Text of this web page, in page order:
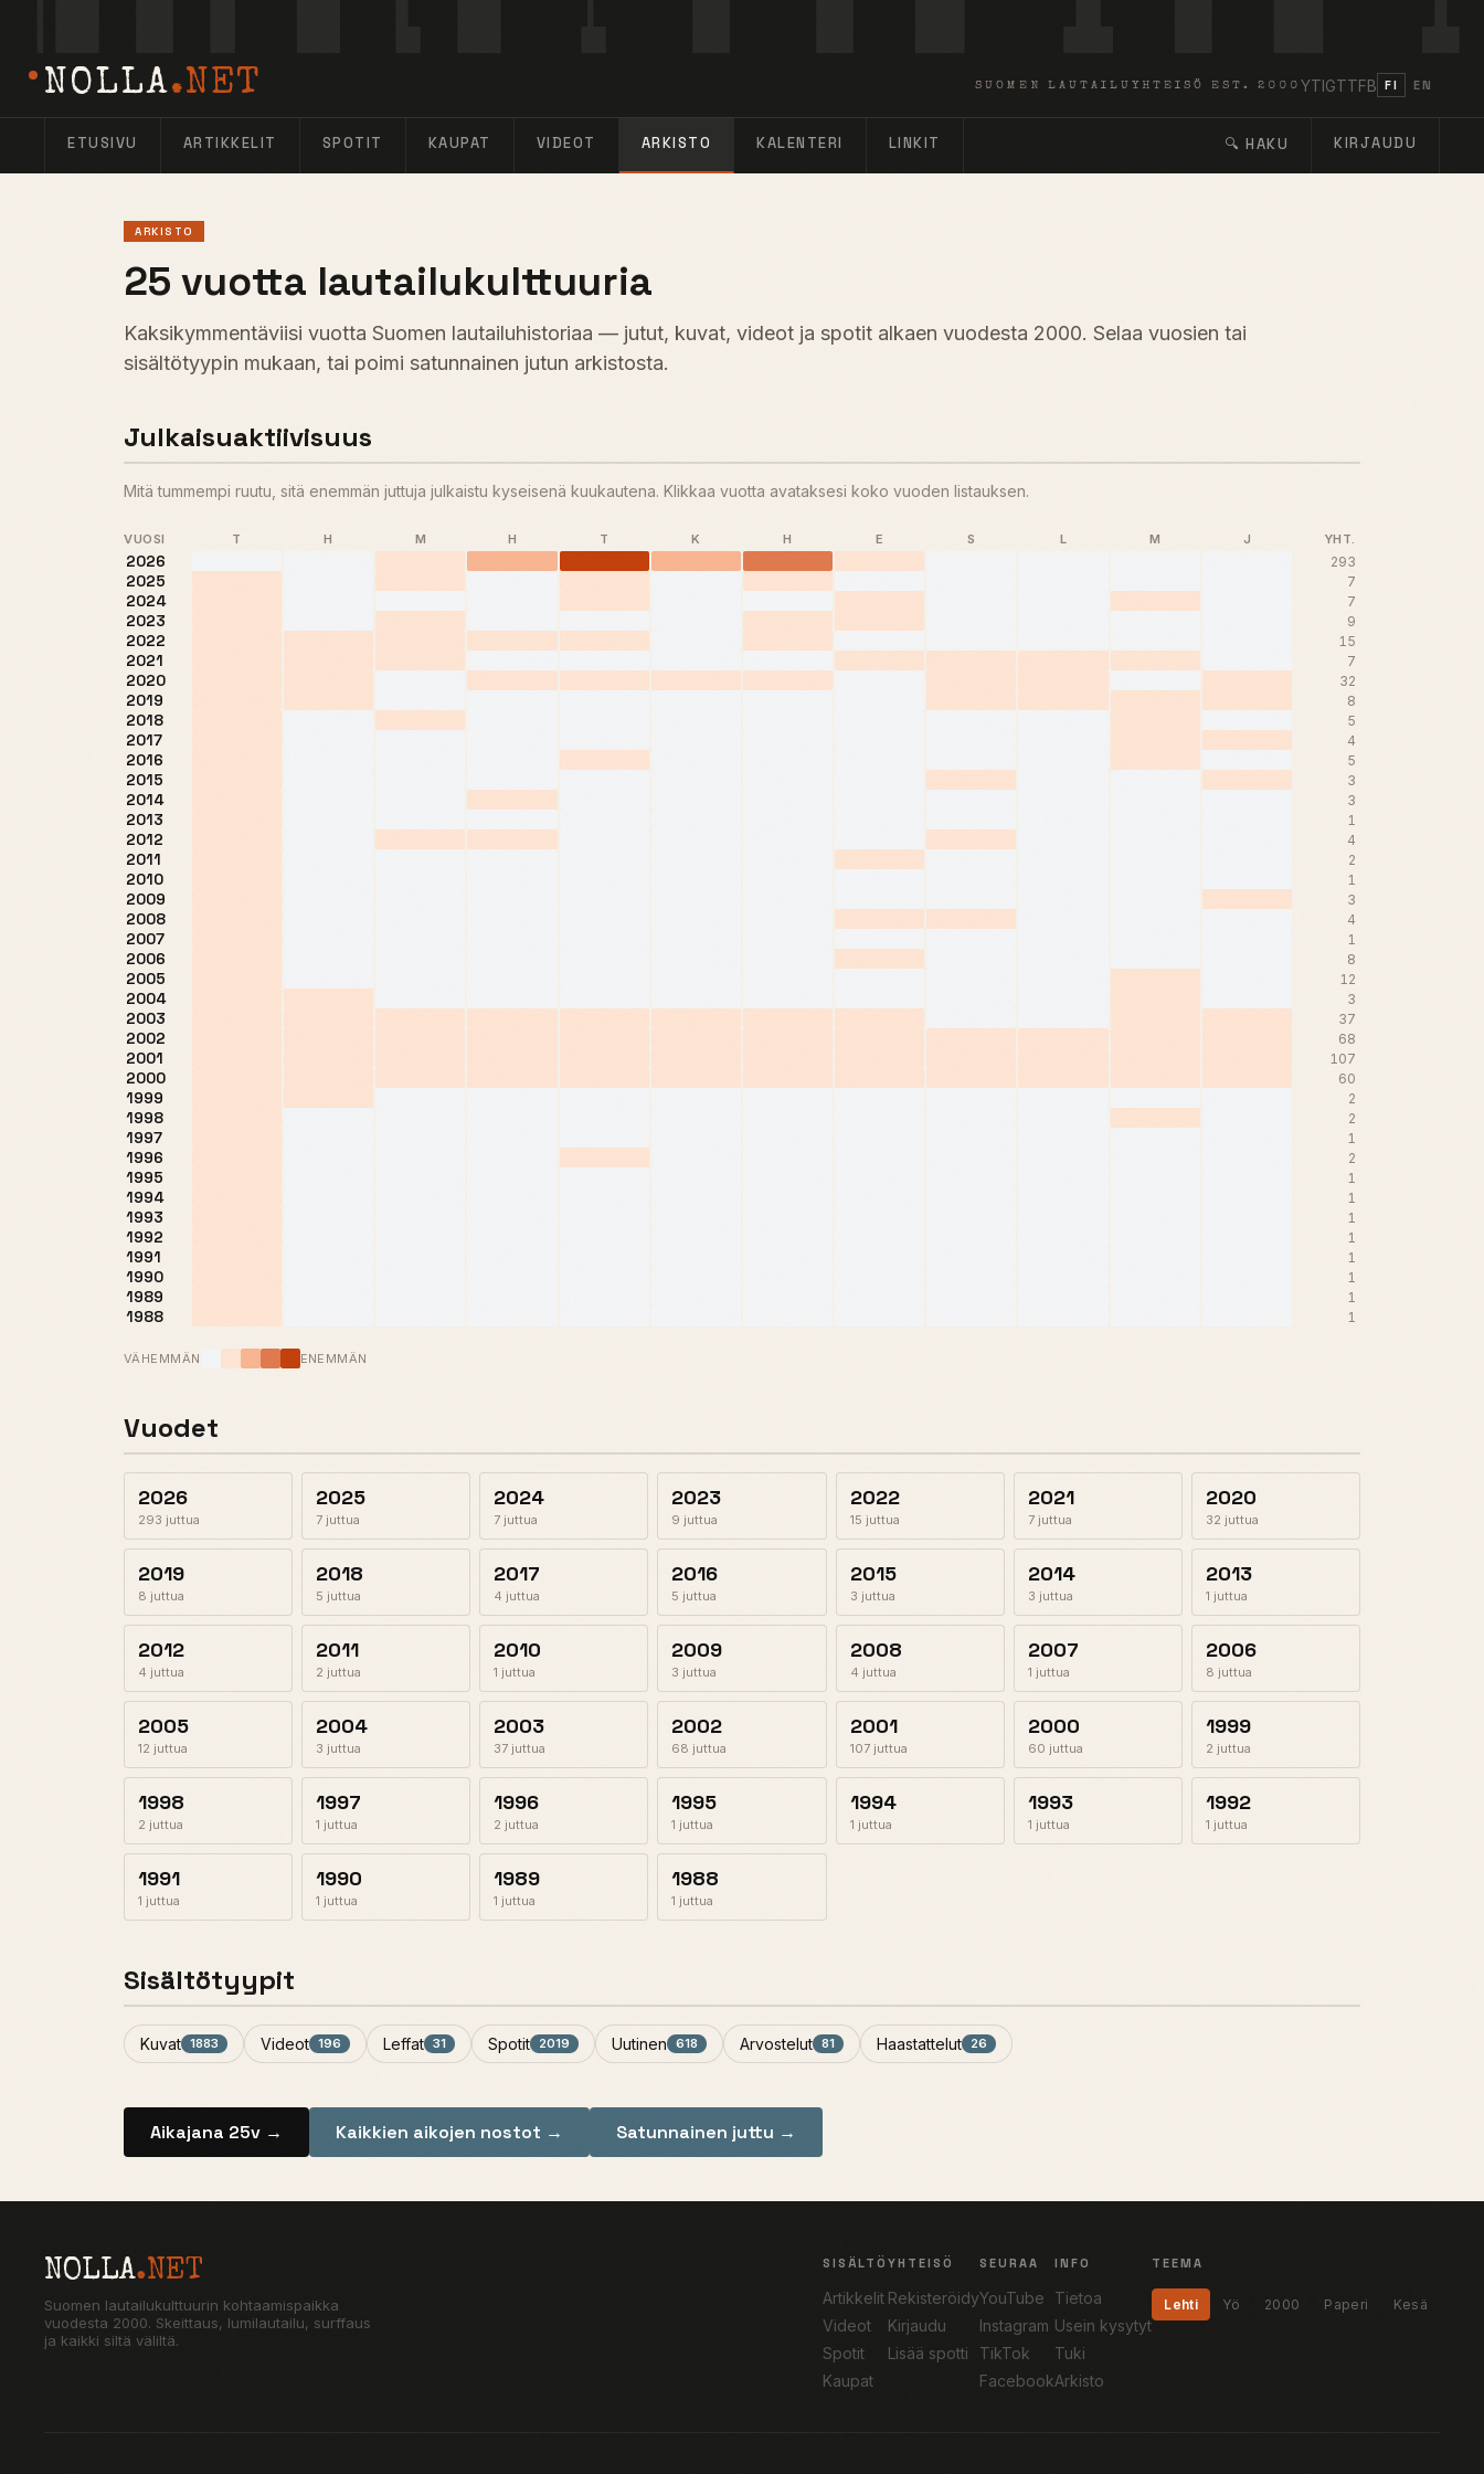
NOLLA.NET SUOMEN LAUTAILUYHTEISÖ EST. 2000 YTIGTTFB FI EN
ETUSIVU ARTIKKELIT SPOTIT KAUPAT VIDEOT ARKISTO KALENTERI LINKIT 🔍 HAKU KIRJAUDU
ARKISTO
25 vuotta lautailukulttuuria
Kaksikymmentäviisi vuotta Suomen lautailuhistoriaa — jutut, kuvat, videot ja spotit alkaen vuodesta 2000. Selaa vuosien tai
sisältötyypin mukaan, tai poimi satunnainen jutun arkistosta.
Julkaisuaktiivisuus
Mitä tummempi ruutu, sitä enemmän juttuja julkaistu kyseisenä kuukautena. Klikkaa vuotta avataksesi koko vuoden listauksen.
VUOSI T H M H T K H E S L M J YHT.
2026 293
2025 7
2024 7
2023 9
2022 15
2021 7
2020 32
2019 8
2018 5
2017 4
2016 5
2015 3
2014 3
2013 1
2012 4
2011 2
2010 1
2009 3
2008 4
2007 1
2006 8
2005 12
2004 3
2003 37
2002 68
2001 107
2000 60
1999 2
1998 2
1997 1
1996 2
1995 1
1994 1
1993 1
1992 1
1991 1
1990 1
1989 1
1988 1
VÄHEMMÄN ENEMMÄN
Vuodet
2026
293 juttua
2025
7 juttua
2024
7 juttua
2023
9 juttua
2022
15 juttua
2021
7 juttua
2020
32 juttua
2019
8 juttua
2018
5 juttua
2017
4 juttua
2016
5 juttua
2015
3 juttua
2014
3 juttua
2013
1 juttua
2012
4 juttua
2011
2 juttua
2010
1 juttua
2009
3 juttua
2008
4 juttua
2007
1 juttua
2006
8 juttua
2005
12 juttua
2004
3 juttua
2003
37 juttua
2002
68 juttua
2001
107 juttua
2000
60 juttua
1999
2 juttua
1998
2 juttua
1997
1 juttua
1996
2 juttua
1995
1 juttua
1994
1 juttua
1993
1 juttua
1992
1 juttua
1991
1 juttua
1990
1 juttua
1989
1 juttua
1988
1 juttua
Sisältötyypit
Kuvat 1883 Videot 196 Leffat 31 Spotit 2019 Uutinen 618 Arvostelut 81 Haastattelut 26
Aikajana 25v → Kaikkien aikojen nostot → Satunnainen juttu →
NOLLA.NET
Suomen lautailukulttuurin kohtaamispaikka
vuodesta 2000. Skeittaus, lumilautailu, surffaus
ja kaikki siltä väliltä.
SISÄLTÖ
Artikkelit
Videot
Spotit
Kaupat
YHTEISÖ
Rekisteröidy
Kirjaudu
Lisää spotti
SEURAA
YouTube
Instagram
TikTok
Facebook
INFO
Tietoa
Usein kysytyt
Tuki
Arkisto
TEEMA
Lehti Yö 2000 Paperi Kesä